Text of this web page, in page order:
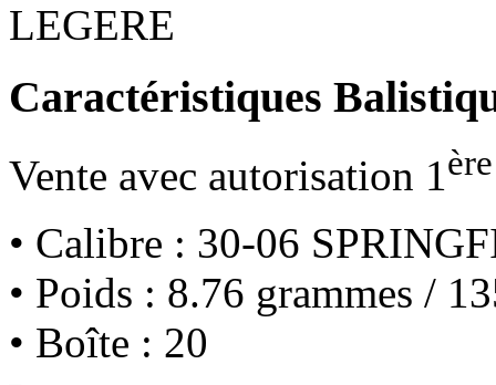
LEGERE
Caractéristiques
Vente avec autorisation 1ère
• Calibre : 30-06
• Poids : 8.76 grammes /
• Boîte : 20